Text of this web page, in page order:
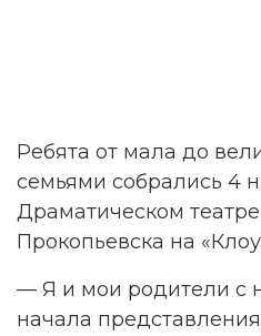
Ребята от мала до
семьями собрались 4
Драматическом
Прокопьевска на
— Я и мои родители с
начала